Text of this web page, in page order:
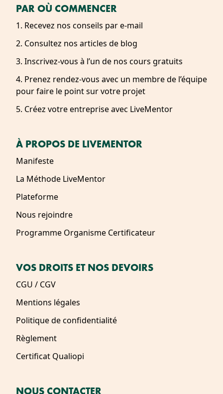
PAR OÙ COMMENCER
1. Recevez nos conseils par e-mail
2. Consultez nos articles de blog
3. Inscrivez-vous à l’un de nos cours gratuits
4. Prenez rendez-vous avec un membre de l’équipe
pour faire le point sur votre projet
5. Créez votre entreprise avec LiveMentor
À PROPOS DE LIVEMENTOR
Manifeste
La Méthode LiveMentor
Plateforme
Nous rejoindre
Programme Organisme Certificateur
VOS DROITS ET NOS DEVOIRS
CGU / CGV
Mentions légales
Politique de confidentialité
Règlement
Certificat Qualiopi
NOUS CONTACTER